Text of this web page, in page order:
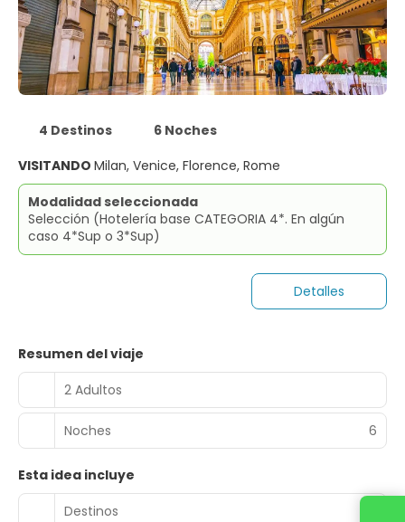
4 Destinos
6 Noches
VISITANDO Milan, Venice, Florence, Rome
Modalidad seleccionada
Selección (Hotelería base CATEGORIA 4*. En algún
caso 4*Sup o 3*Sup)
Detalles
Resumen del viaje
2 Adultos
Noches 6
Esta idea incluye
Destinos